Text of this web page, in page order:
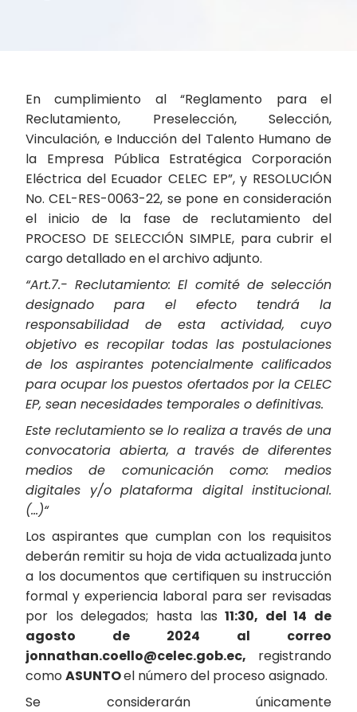
En cumplimiento al “Reglamento para el
Reclutamiento, Preselección, Selección,
Vinculación, e Inducción del Talento Humano de
la Empresa Pública Estratégica Corporación
Eléctrica del Ecuador CELEC EP”, y RESOLUCIÓN
No. CEL-RES-0063-22, se pone en consideración
el inicio de la fase de reclutamiento del
PROCESO DE SELECCIÓN SIMPLE, para cubrir el
cargo detallado en el archivo adjunto.
“Art.7.- Reclutamiento: El comité de selección
designado para el efecto tendrá la
responsabilidad de esta actividad, cuyo
objetivo es recopilar todas las postulaciones
de los aspirantes potencialmente calificados
para ocupar los puestos ofertados por la CELEC
EP, sean necesidades temporales o definitivas.
Este reclutamiento se lo realiza a través de una
convocatoria abierta, a través de diferentes
medios de comunicación como: medios
digitales y/o plataforma digital institucional.
(…)“
Los aspirantes que cumplan con los requisitos
deberán remitir su hoja de vida actualizada junto
a los documentos que certifiquen su instrucción
formal y experiencia laboral para ser revisadas
por los delegados; hasta las11:30, del 14 de
agosto de 2024 al correo
jonnathan.coello@celec.gob.ec, registrando
como ASUNTOel número del proceso asignado.
Se considerarán únicamente